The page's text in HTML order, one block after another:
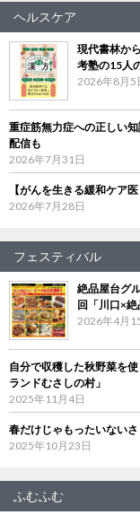
ヘルスケア
現代書林か
考塾の15人
2026年8月5
重症筋無力症への正しい
配信も
2026年7月31日
【がんを生きる緩和ケア
2026年7月28日
フェスティバル
絶品屋台グ
回「川口×
2026年4月
自分で収穫した秋野菜を
ランドむさしの村」
2025年11月4日
春だけじゃもったいない
2025年10月23日
ふむふむ